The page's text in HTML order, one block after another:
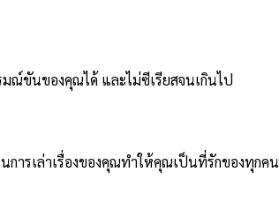
ณ์ขันของคุณได้ และไม่ซีเรียสจนเกินไป
ารเล่าเรื่องของคุณทำให้คุณเป็นที่รักของทุกคน